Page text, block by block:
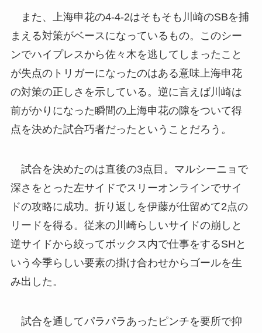
また、上海申花の4-4-2はそもそも川崎のSBを捕
まえる対策がベースになっているもの。このシー
ンでハイプレスから佐々木を逃してしまったこと
が失点のトリガーになったのはある意味上海申花
の対策の正しさを示している。逆に言えば川崎は
前がかりになった瞬間の上海申花の隙をついて得
点を決めた試合巧者だったということだろう。
試合を決めたのは直後の3点目。マルシーニョで
深さをとった左サイドでスリーオンラインでサイ
ドの攻略に成功。折り返しを伊藤が仕留めて2点の
リードを得る。従来の川崎らしいサイドの崩しと
逆サイドから絞ってボックス内で仕事をするSHと
いう今季らしい要素の掛け合わせからゴールを生
み出した。
試合を通してパラパラあったピンチを要所で抑